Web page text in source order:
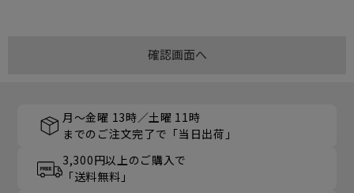
月～金曜 13時／土曜 11時
までのご注文完了で「当日出荷」
3,300円以上のご購入で
「送料無料」